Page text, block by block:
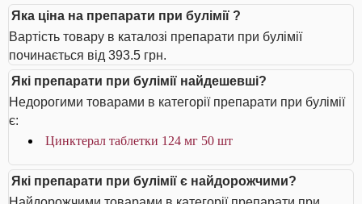
Яка ціна на препарати при булімії ?
Вартість товару в каталозі препарати при булімії
починається від 393.5 грн.
Які препарати при булімії найдешевші?
Недорогими товарами в категорії препарати при булімії
є:
Цинктерал таблетки 124 мг 50 шт
Які препарати при булімії є найдорожчими?